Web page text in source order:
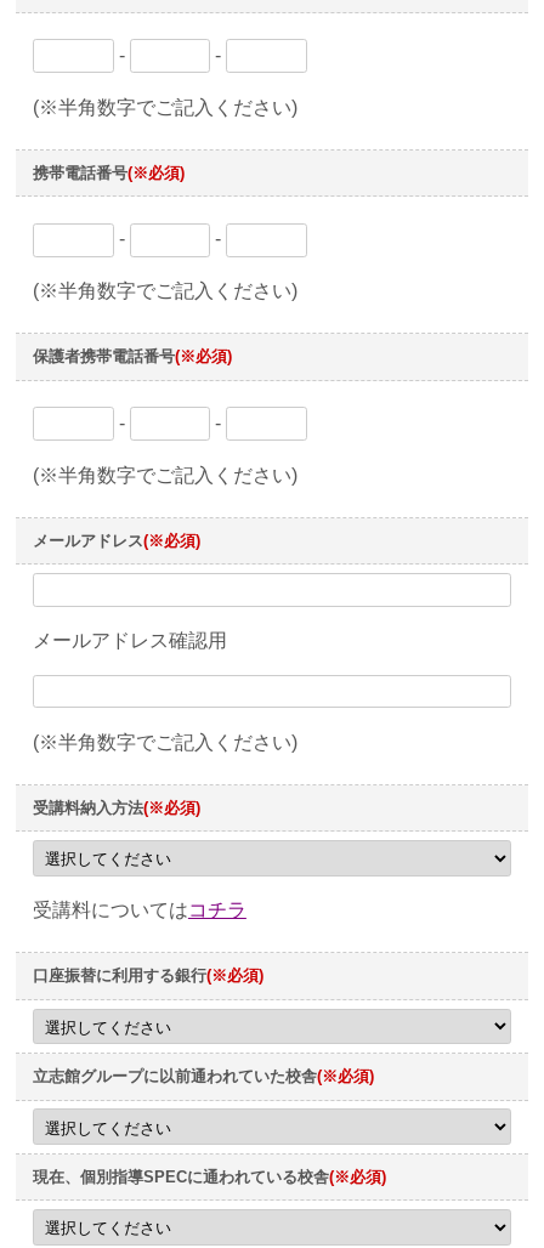
- -
(※半角数字でご記入ください)
携帯電話番号(※必須)
- -
(※半角数字でご記入ください)
保護者携帯電話番号(※必須)
- -
(※半角数字でご記入ください)
メールアドレス(※必須)
メールアドレス確認用
(※半角数字でご記入ください)
受講料納入方法(※必須)
受講料についてはコチラ
口座振替に利用する銀行(※必須)
立志館グループに以前通われていた校舎(※必須)
現在、個別指導SPECに通われている校舎(※必須)